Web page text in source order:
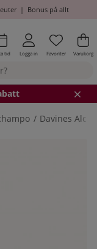
| Bonus på allt
tid Logga in Antal i
.
Favoriter .
Varukorg
Davines